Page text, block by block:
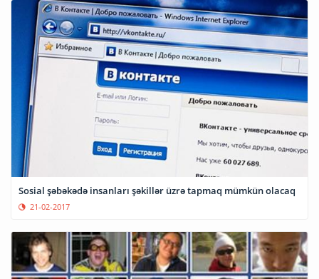
Sosial şəbəkədə insanları şəkillər üzrə tapmaq mümkün olacaq
21-02-2017